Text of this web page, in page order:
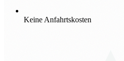
Keine Anfahrtskosten